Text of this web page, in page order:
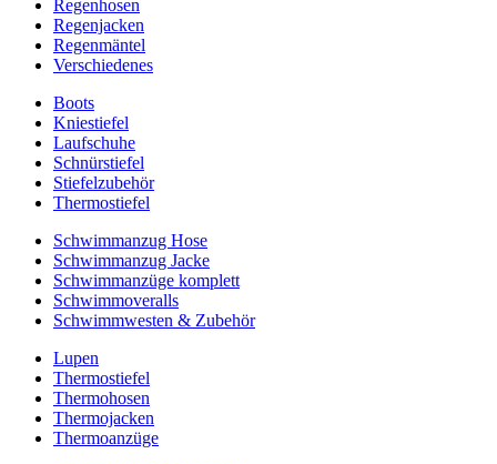
Regenhosen
Regenjacken
Regenmäntel
Verschiedenes
Boots
Kniestiefel
Laufschuhe
Schnürstiefel
Stiefelzubehör
Thermostiefel
Schwimmanzug Hose
Schwimmanzug Jacke
Schwimmanzüge komplett
Schwimmoveralls
Schwimmwesten & Zubehör
Lupen
Thermostiefel
Thermohosen
Thermojacken
Thermoanzüge